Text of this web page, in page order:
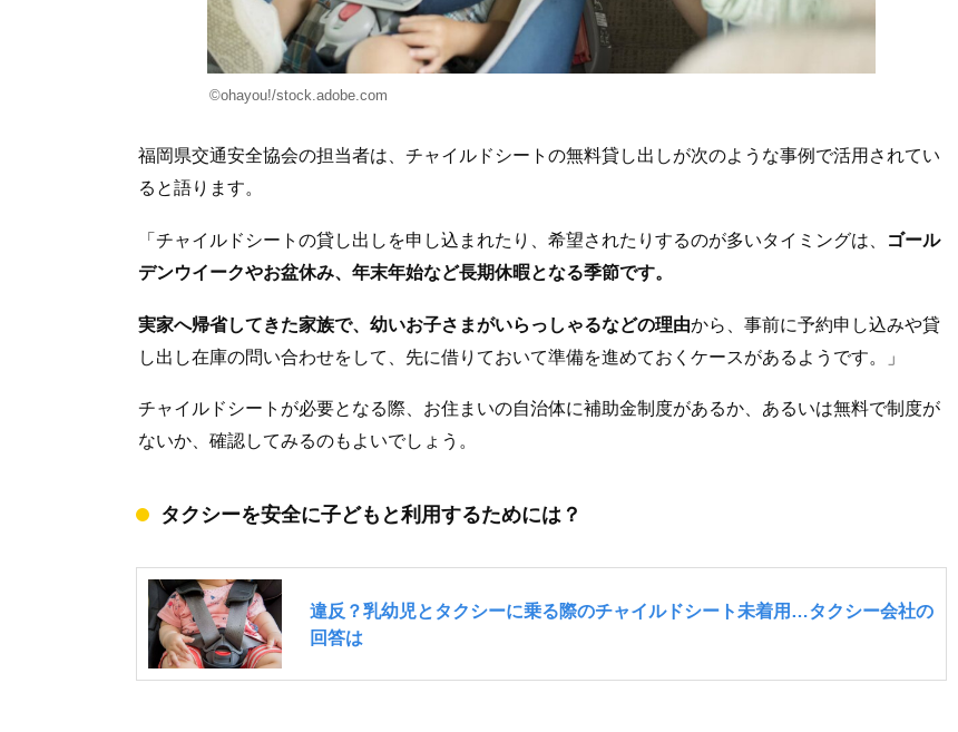
©ohayou!/stock.adobe.com
福岡県交通安全協会の担当者は、チャイルドシートの無料貸し出しが次のような事例で活用されてい
ると語ります。
「チャイルドシートの貸し出しを申し込まれたり、希望されたりするのが多いタイミングは、
ゴール
デンウイークやお盆休み、年末年始など長期休暇となる季節です。
実家へ帰省してきた家族で、幼いお子さまがいらっしゃるなどの理由から、事前に予約申し込みや貸
し出し在庫の問い合わせをして、先に借りておいて準備を進めておくケースがあるようです。」
チャイルドシートが必要となる際、お住まいの自治体に補助金制度があるか、あるいは無料で制度が
ないか、確認してみるのもよいでしょう。
タクシーを安全に子どもと利用するためには？